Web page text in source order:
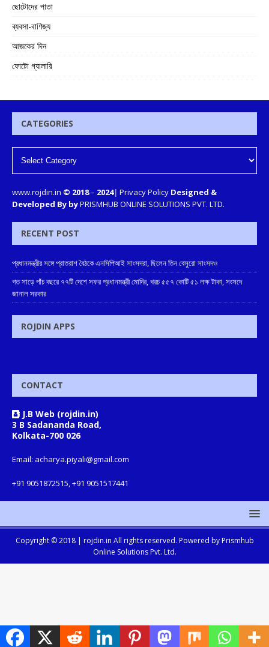
ছোটোদের পাতা
ব্যবসা-বাণিজ্য
আজকের দিন
ফোটো গ্যালারি
CATEGORIES
www.rojdin.in © 2018– 2024| Privacy Policy Designed &
Developed By byPRISMHUB ONLINE SOLUTIONS PVT. LTD.
RECENT POST
প্রধানমন্ত্রীর সঙ্গে প্রাতরাশ বৈঠকে এনসিপিআই সাংসদরা, ছিলেন তিন বেসুরো সাংসদও
গত সাড়ে পাঁচ বছরে ৭৭টি দেশে সফর প্রধানমন্ত্রী মোদির, খরচ ৫৫৭ কোটি ৫১ লক্ষ টাকা, সংসদে
জানাল সরকার
ROJDIN APPS
CONTACT
J.B Web (rojdin.in)
3 B Sadananda Road,
Kolkata-700 026
Email: acharya.piyali@gmail.com
+91 9051872515, +91 9051517441
Copyright © 2018 | rojdin.in All rights reserved. Powered by Prismhub
Online Solutions Pvt. Ltd.
Translate »